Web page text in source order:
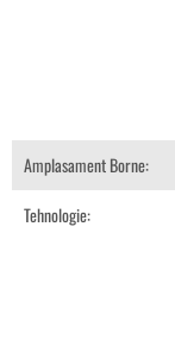
Amplasament Borne:
Tehnologie: